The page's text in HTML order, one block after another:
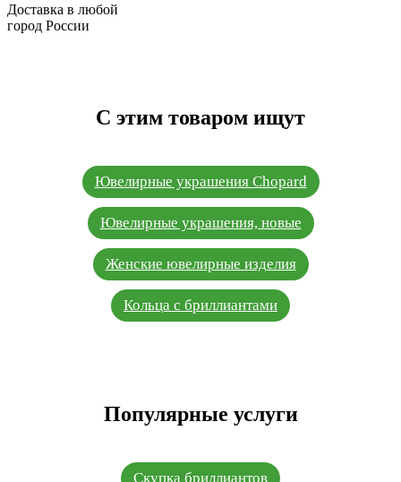
Доставка в любой
город России
С этим товаром ищут
Ювелирные украшения Chopard
Ювелирные украшения, новые
Женские ювелирные изделия
Кольца с бриллиантами
Популярные услуги
Скупка бриллиантов